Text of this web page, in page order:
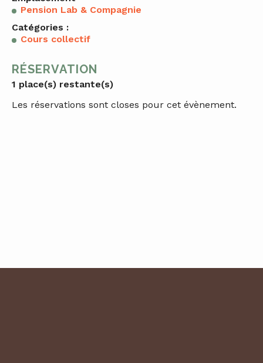
Pension Lab & Compagnie
Catégories :
Cours collectif
RÉSERVATION
1 place(s) restante(s)
Les réservations sont closes pour cet évènement.